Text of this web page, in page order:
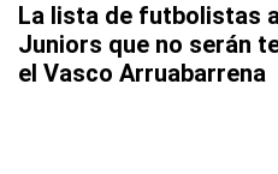
La lista de futbolistas
Juniors que no serán
el Vasco Arruabarrena